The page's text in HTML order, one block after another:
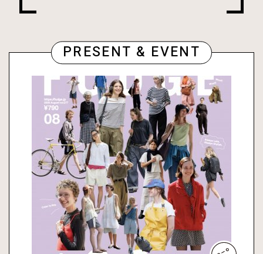
PRESENT & EVENT